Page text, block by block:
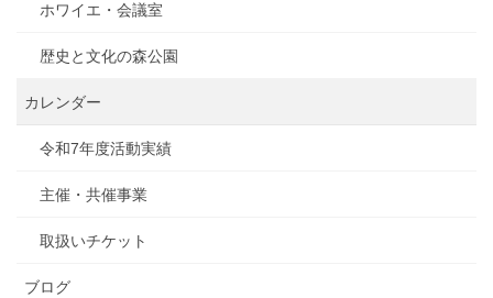
ホワイエ・会議室
歴史と文化の森公園
カレンダー
令和7年度活動実績
主催・共催事業
取扱いチケット
ブログ